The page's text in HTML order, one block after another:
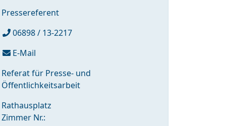
Pressereferent
06898 / 13-2217
E-Mail
Referat für Presse- und
Öffentlichkeitsarbeit
Rathausplatz
Zimmer Nr.: